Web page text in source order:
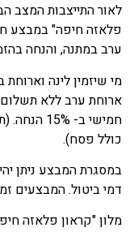
לאור התייצבות המצב
פלאזה חיפה" במבצע
ערב במתנה, והנחה
מי שיזמין לינה
ארוחת ערב ללא תשלום
כולל פסח).
דמי ביטול. המבצעים
מלון "קראון פלאזה